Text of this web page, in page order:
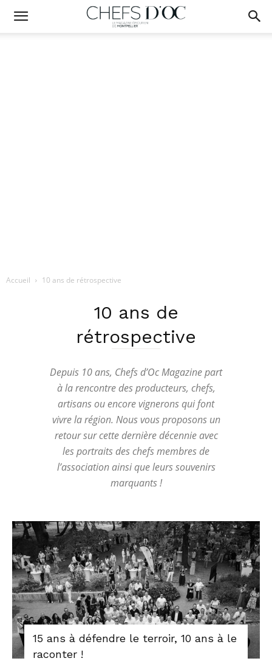
Accueil 10 ans de rétrospective
10 ans de
rétrospective
Depuis 10 ans, Chefs d’Oc Magazine part
à la rencontre des producteurs, chefs,
artisans ou encore vignerons qui font
vivre la région. Nous vous proposons un
retour sur cette dernière décennie avec
les portraits des chefs membres de
l’association ainsi que leurs souvenirs
marquants !
15 ans à défendre le terroir, 10 ans à le
raconter !